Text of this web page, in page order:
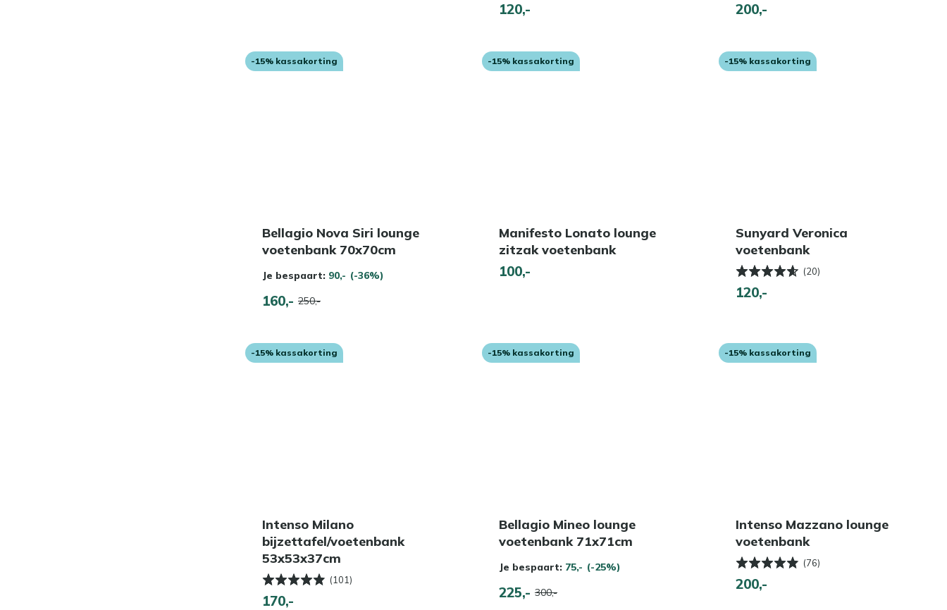
120,- 200,-
-15% kassakorting
Bellagio Nova Siri lounge
voetenbank 70x70cm
Je bespaart: 90,- (-36%)
160,- 250,-
-15% kassakorting
Manifesto Lonato lounge
zitzak voetenbank
100,-
-15% kassakorting
Sunyard Veronica
voetenbank
(20)
120,-
-15% kassakorting
Intenso Milano
bijzettafel/voetenbank
53x53x37cm
(101)
170,-
-15% kassakorting
Bellagio Mineo lounge
voetenbank 71x71cm
Je bespaart: 75,- (-25%)
225,- 300,-
-15% kassakorting
Intenso Mazzano lounge
voetenbank
(76)
200,-